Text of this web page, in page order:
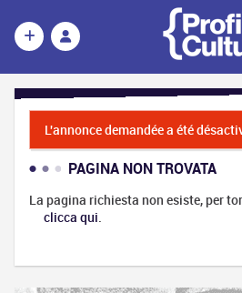
L'annonce demandée a été
PAGINA NON TROVATA
La pagina richiesta non esiste, per
clicca qui.